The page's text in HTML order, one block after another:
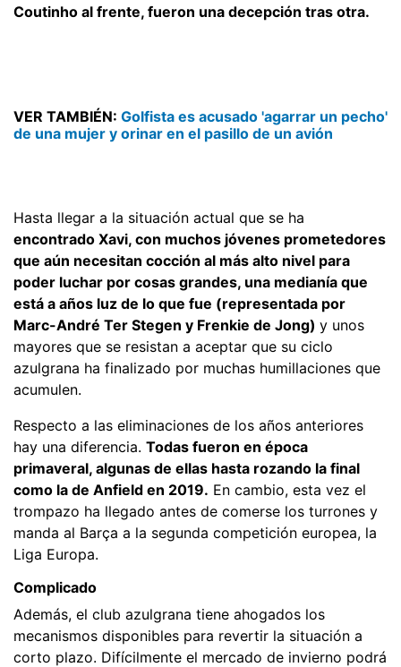
Coutinho al frente, fueron una decepción tras otra.
VER TAMBIÉN: Golfista es acusado 'agarrar un pecho'
de una mujer y orinar en el pasillo de un avión
Hasta llegar a la situación actual que se ha
encontrado Xavi, con muchos jóvenes prometedores
que aún necesitan cocción al más alto nivel para
poder luchar por cosas grandes, una medianía que
está a años luz de lo que fue (representada por
Marc-André Ter Stegen y Frenkie de Jong) y unos
mayores que se resistan a aceptar que su ciclo
azulgrana ha finalizado por muchas humillaciones que
acumulen.
Respecto a las eliminaciones de los años anteriores
hay una diferencia. Todas fueron en época
primaveral, algunas de ellas hasta rozando la final
como la de Anfield en 2019. En cambio, esta vez el
trompazo ha llegado antes de comerse los turrones y
manda al Barça a la segunda competición europea, la
Liga Europa.
Complicado
Además, el club azulgrana tiene ahogados los
mecanismos disponibles para revertir la situación a
corto plazo. Difícilmente el mercado de invierno podrá